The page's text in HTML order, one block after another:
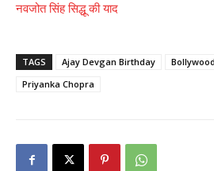
नवजोत सिंह सिद्धू की याद
TAGS Ajay Devgan Birthday Bollywood
Priyanka Chopra